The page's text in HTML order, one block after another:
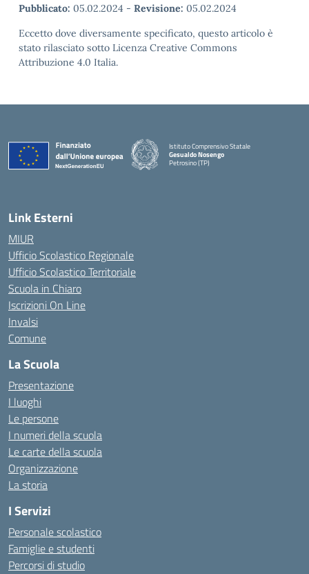
Pubblicato: 05.02.2024 - Revisione: 05.02.2024
Eccetto dove diversamente specificato, questo articolo è
stato rilasciato sotto Licenza Creative Commons
Attribuzione 4.0 Italia.
Istituto Comprensivo Statale
Gesualdo Nosengo
Petrosino (TP)
Link Esterni
MIUR
Ufficio Scolastico Regionale
Ufficio Scolastico Territoriale
Scuola in Chiaro
Iscrizioni On Line
Invalsi
Comune
La Scuola
Presentazione
I luoghi
Le persone
I numeri della scuola
Le carte della scuola
Organizzazione
La storia
I Servizi
Personale scolastico
Famiglie e studenti
Percorsi di studio